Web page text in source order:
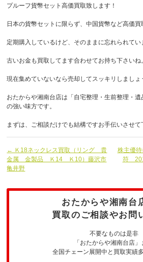
プルーフ貨幣セット高価買取致します！
日本の貨幣セットに限らず、中国貨幣など高価買
定期購入しているけど、そのままに忘れられてい
古いお金も買取してます合わせてお持ち下さいね
現在集めていないなら売却してスッキリしましょ
おたからや湘南台店は「自宅整理・生前整理・遺
の強い味方です。
まずは、ご相談だけでも結構ですお手伝いさせて
← Ｋ18ネックレス買取（リング 貴
金属 金製品 Ｋ14 Ｋ10）藤沢市
亀井野
株主優
符
おたからや湘南台
買取のご相談やお問
不要なものは是非
「おたからや湘南台店」
全国チェーン展開中と買取実績